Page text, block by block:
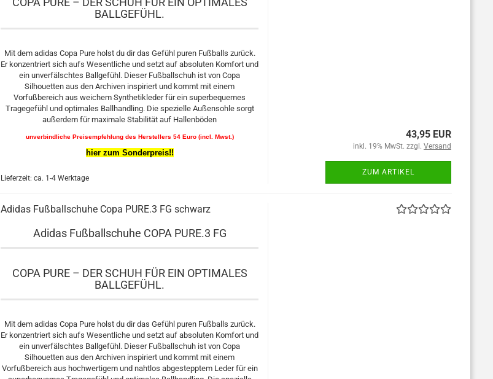
BALLGEFÜHL.
Mit dem adidas Copa Pure holst du dir das Gefühl puren Fußballs zurück.
Er konzentriert sich aufs Wesentliche und setzt auf absoluten Komfort und
ein unverfälschtes Ballgefühl. Dieser Fußballschuh ist von Copa
Silhouetten aus den Archiven inspiriert und kommt mit einem
Vorfußbereich aus weichem Synthetikleder für ein superbequemes
Tragegefühl und optimales Ballhandling. Die spezielle Außensohle sorgt
außerdem für maximale Stabilität auf Hallenböden
unverbindliche Preisempfehlung des Herstellers 54 Euro (incl. Mwst.)
hier zum Sonderpreis!!
Lieferzeit: ca. 1-4 Werktage
43,95 EUR
inkl. 19% MwSt. zzgl. Versand
ZUM ARTIKEL
Adidas Fußballschuhe Copa PURE.3 FG schwarz
Adidas Fußballschuhe COPA PURE.3 FG
COPA PURE – DER SCHUH FÜR EIN OPTIMALES
BALLGEFÜHL.
Mit dem adidas Copa Pure holst du dir das Gefühl puren Fußballs zurück.
Er konzentriert sich aufs Wesentliche und setzt auf absoluten Komfort und
ein unverfälschtes Ballgefühl. Dieser Fußballschuh ist von Copa
Silhouetten aus den Archiven inspiriert und kommt mit einem
Vorfußbereich aus hochwertigem und nahtlos abgestepptem Leder für ein